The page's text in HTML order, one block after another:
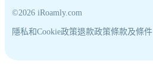
©2026 iRoamly.com
隱私和Cookie政策退款政策條款及條件